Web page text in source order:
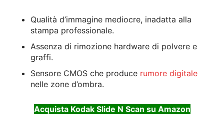
Qualità d’immagine mediocre, inadatta alla
stampa professionale.
Assenza di rimozione hardware di polvere e
graffi.
Sensore CMOS che produce rumore digitale
nelle zone d’ombra.
Acquista Kodak Slide N Scan su Amazon